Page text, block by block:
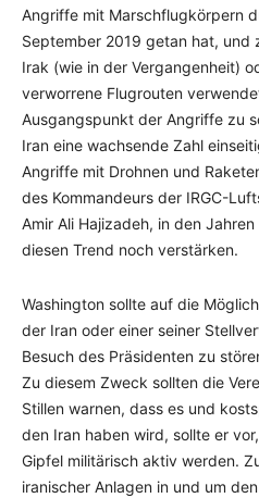
Angriffe mit Marschflugkörpern
September 2019 getan hat, und
Irak (wie in der Vergangenheit)
verworrene Flugrouten
Ausgangspunkt der Angriffe zu
Iran eine wachsende Zahl
Angriffe mit Drohnen und
des Kommandeurs der IRGC-
Amir Ali Hajizadeh, in den
diesen Trend noch verstärken.
Washington sollte auf die
der Iran oder einer seiner
Besuch des Präsidenten zu
Zu diesem Zweck sollten die
Stillen warnen, dass es und
den Iran haben wird, sollte er
Gipfel militärisch aktiv werden.
iranischer Anlagen in und um